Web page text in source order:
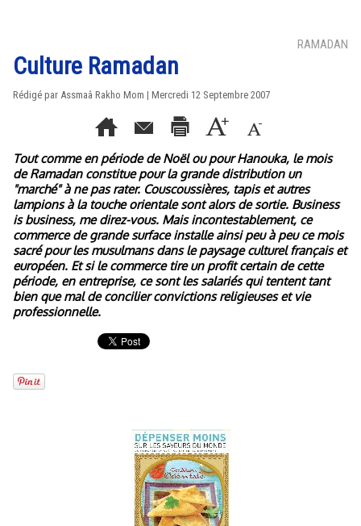
RAMADAN
Culture Ramadan
Rédigé par Assmaâ Rakho Mom | Mercredi 12 Septembre 2007
Tout comme en période de Noël ou pour Hanouka, le mois
de Ramadan constitue pour la grande distribution un
"marché" à ne pas rater. Couscoussières, tapis et autres
lampions à la touche orientale sont alors de sortie. Business
is business, me direz-vous. Mais incontestablement, ce
commerce de grande surface installe ainsi peu à peu ce mois
sacré pour les musulmans dans le paysage culturel français et
européen. Et si le commerce tire un profit certain de cette
période, en entreprise, ce sont les salariés qui tentent tant
bien que mal de concilier convictions religieuses et vie
professionnelle.